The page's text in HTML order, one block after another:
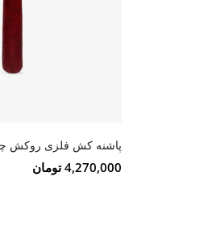
4,270,000 تومان